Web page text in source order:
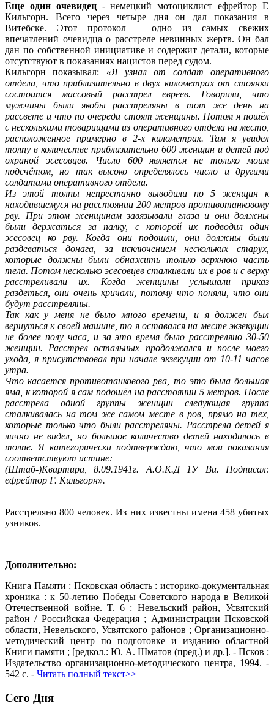
Еще один очевидец - немецкий мотоциклист ефрейтор Г.
Кильгорн. Всего через четыре дня он дал показания в
Витебске. Этот протокол – одно из самых свежих
впечатлений очевидца о расстреле невинных жертв. Он бал
дан по собственной инициативе и содержит детали, которые
отсутствуют в показаниях нацистов перед судом.
Кильгорн показывал: «Я узнал от солдат оперативного
отдела, что приблизительно в двух километрах от стоянки
состоится массовый расстрел евреев. Говорили, что
мужчины были якобы расстреляны в тот же день на
рассвете и что по очереди стоят женщины. Потом я пошёл
с несколькими товарищами из оперативного отдела на место,
расположенное примерно в 2-х километрах. Там я увидел
толпу в количестве приблизительно 600 женщин и детей под
охраной эсесовцев. Число 600 является не только моим
подсчётом, но так высоко определялось число и другими
солдатами оперативного отдела.
Из этой толпы непрестанно выводили по 5 женщин к
находившемуся на расстоянии 200 метров противотанковому
рву. При этом женщинам завязывали глаза и они должны
были держаться за палку, с которой их подводил один
эсесовец ко рву. Когда они подошли, они должны были
раздеваться донага, за исключением нескольких старух,
которые должны были обнажить только верхнюю часть
тела. Потом несколько эсесовцев сталкивали их в ров и с верху
расстреливали их. Когда женщины услышали приказ
раздеться, они очень кричали, потому что поняли, что они
будут расстреляны.
Так как у меня не было много времени, и я должен был
вернуться к своей машине, то я оставался на месте экзекуции
не более полу часа, и за это время было расстреляно 30-50
женщин. Расстрел остальных продолжался и после моего
ухода, я присутствовал при начале экзекуции от 10-11 часов
утра.
Что касается противотанкового рва, то это была большая
яма, к которой я сам подошёл на расстоянии 5 метров. После
расстрела одной группы женщин следующая группа
сталкивалась на том же самом месте в ров, прямо на тех,
которые только что были расстреляны. Расстрела детей я
лично не видел, но большое количество детей находилось в
толпе. Я категорически подтверждаю, что мои показания
соответствуют истине:
(Штаб-)Квартира, 8.09.1941г. А.О.К.Д 1У Ви. Подписал:
ефрейтор Г. Кильгорн».
Расстреляно 800 человек. Из них известны имена 458 убитых
узников.
Дополнительно:
Книга Памяти : Псковская область : историко-документальная
хроника : к 50-летию Победы Советского народа в Великой
Отечественной войне. Т. 6 : Невельский район, Усвятский
район / Российская Федерация ; Администрации Псковской
области, Невельского, Усвятского районов ; Организационно-
методический центр по подготовке и изданию областной
Книги памяти ; [редкол.: Ю. А. Шматов (пред.) и др.]. - Псков :
Издательство организационно-методического центра, 1994. -
542 с. - Читать полный текст>>
Сего Дня